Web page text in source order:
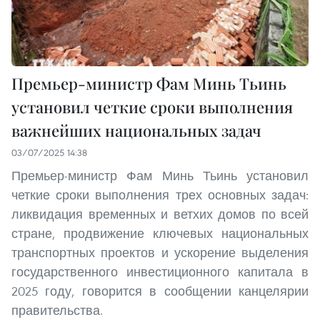
Премьер-министр Фам Минь Тьинь
установил четкие сроки выполнения
важнейших национальных задач
03/07/2025 14:38
Премьер-министр Фам Минь Тьинь установил
четкие сроки выполнения трех основных задач:
ликвидация временных и ветхих домов по всей
стране, продвижение ключевых национальных
транспортных проектов и ускорение выделения
государственного инвестиционного капитала в
2025 году, говорится в сообщении канцелярии
правительства.